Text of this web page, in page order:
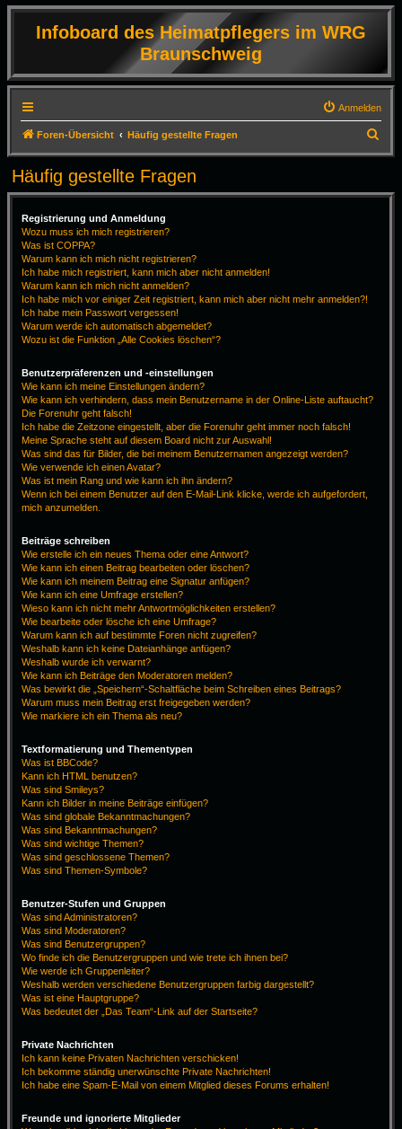
Infoboard des Heimatpflegers im WRG
Braunschweig
Anmelden
Foren-Übersicht Häufig gestellte Fragen
u
h
Häufig gestellte Fragen
Registrierung und Anmeldung
Wozu muss ich mich registrieren?
Was ist COPPA?
Warum kann ich mich nicht registrieren?
Ich habe mich registriert, kann mich aber nicht anmelden!
Warum kann ich mich nicht anmelden?
Ich habe mich vor einiger Zeit registriert, kann mich aber nicht mehr anmelden?!
Ich habe mein Passwort vergessen!
Warum werde ich automatisch abgemeldet?
Wozu ist die Funktion „Alle Cookies löschen“?
Benutzerpräferenzen und -einstellungen
Wie kann ich meine Einstellungen ändern?
Wie kann ich verhindern, dass mein Benutzername in der Online-Liste auftaucht?
Die Forenuhr geht falsch!
Ich habe die Zeitzone eingestellt, aber die Forenuhr geht immer noch falsch!
Meine Sprache steht auf diesem Board nicht zur Auswahl!
Was sind das für Bilder, die bei meinem Benutzernamen angezeigt werden?
Wie verwende ich einen Avatar?
Was ist mein Rang und wie kann ich ihn ändern?
Wenn ich bei einem Benutzer auf den E-Mail-Link klicke, werde ich aufgefordert,
mich anzumelden.
Beiträge schreiben
Wie erstelle ich ein neues Thema oder eine Antwort?
Wie kann ich einen Beitrag bearbeiten oder löschen?
Wie kann ich meinem Beitrag eine Signatur anfügen?
Wie kann ich eine Umfrage erstellen?
Wieso kann ich nicht mehr Antwortmöglichkeiten erstellen?
Wie bearbeite oder lösche ich eine Umfrage?
Warum kann ich auf bestimmte Foren nicht zugreifen?
Weshalb kann ich keine Dateianhänge anfügen?
Weshalb wurde ich verwarnt?
Wie kann ich Beiträge den Moderatoren melden?
Was bewirkt die „Speichern“-Schaltfläche beim Schreiben eines Beitrags?
Warum muss mein Beitrag erst freigegeben werden?
Wie markiere ich ein Thema als neu?
Textformatierung und Thementypen
Was ist BBCode?
Kann ich HTML benutzen?
Was sind Smileys?
Kann ich Bilder in meine Beiträge einfügen?
Was sind globale Bekanntmachungen?
Was sind Bekanntmachungen?
Was sind wichtige Themen?
Was sind geschlossene Themen?
Was sind Themen-Symbole?
Benutzer-Stufen und Gruppen
Was sind Administratoren?
Was sind Moderatoren?
Was sind Benutzergruppen?
Wo finde ich die Benutzergruppen und wie trete ich ihnen bei?
Wie werde ich Gruppenleiter?
Weshalb werden verschiedene Benutzergruppen farbig dargestellt?
Was ist eine Hauptgruppe?
Was bedeutet der „Das Team“-Link auf der Startseite?
Private Nachrichten
Ich kann keine Privaten Nachrichten verschicken!
Ich bekomme ständig unerwünschte Private Nachrichten!
Ich habe eine Spam-E-Mail von einem Mitglied dieses Forums erhalten!
Freunde und ignorierte Mitglieder